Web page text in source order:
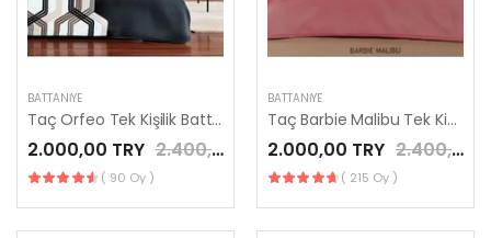
BATTANIYE
Taç Orfeo Tek Kişilik Battaniye Lacivert
2.000,00 TRY 2.400,00 TRY
( 90 Oy )
BATTANIYE
Taç Barbie Malibu Tek Kişilik Battaniye
2.000,00 TRY 2.400,00 TRY
( 215 Oy )